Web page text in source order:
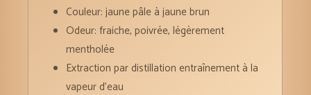
Couleur: jaune pâle à jaune brun
Odeur: fraiche, poivrée, légèrement
mentholée
Extraction par distillation entraînement à la
vapeur d’eau